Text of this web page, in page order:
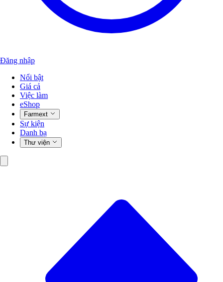
Đăng nhập
Nổi bật
Giá cả
Việc làm
eShop
Farmext
Sự kiện
Danh bạ
Thư viện